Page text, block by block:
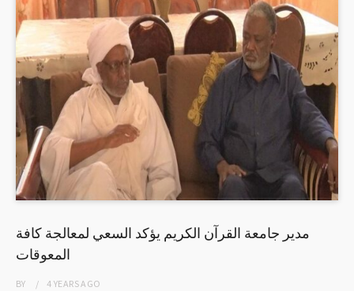
مدير جامعة القرآن الكريم يؤكد السعي لمعالجة كافة
المعوقات
BY 4 YEARSAGO